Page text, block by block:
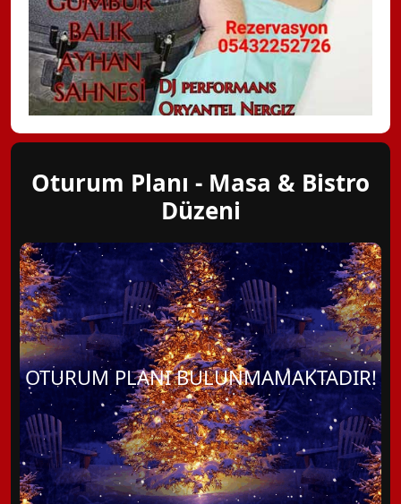
Oturum Planı - Masa & Bistro
Düzeni
OTURUM PLANI BULUNMAMAKTADIR!